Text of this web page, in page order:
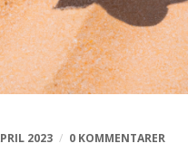
2023 / 0 KOMMENTARER